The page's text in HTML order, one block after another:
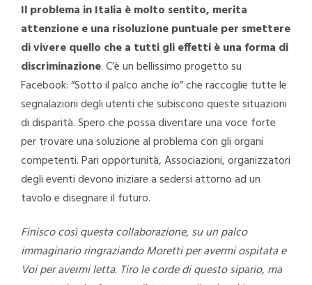
Il problema in Italia è molto sentito, merita
attenzione e una risoluzione puntuale per smettere
di vivere quello che a tutti gli effetti è una forma di
discriminazione. C’è un bellissimo progetto su
Facebook: “Sotto il palco anche io” che raccoglie tutte le
segnalazioni degli utenti che subiscono queste situazioni
di disparità. Spero che possa diventare una voce forte
per trovare una soluzione al problema con gli organi
competenti. Pari opportunità, Associazioni, organizzatori
degli eventi devono iniziare a sedersi attorno ad un
tavolo e disegnare il futuro.
Finisco così questa collaborazione, su un palco
immaginario ringraziando Moretti per avermi ospitata e
Voi per avermi letta. Tiro le corde di questo sipario, ma